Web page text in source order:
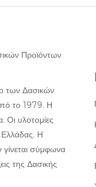
των Δασικών
το 1979. Η
Οι υλοτομίες
Ελλάδας. Η
σύμφωνα
της Δασικής